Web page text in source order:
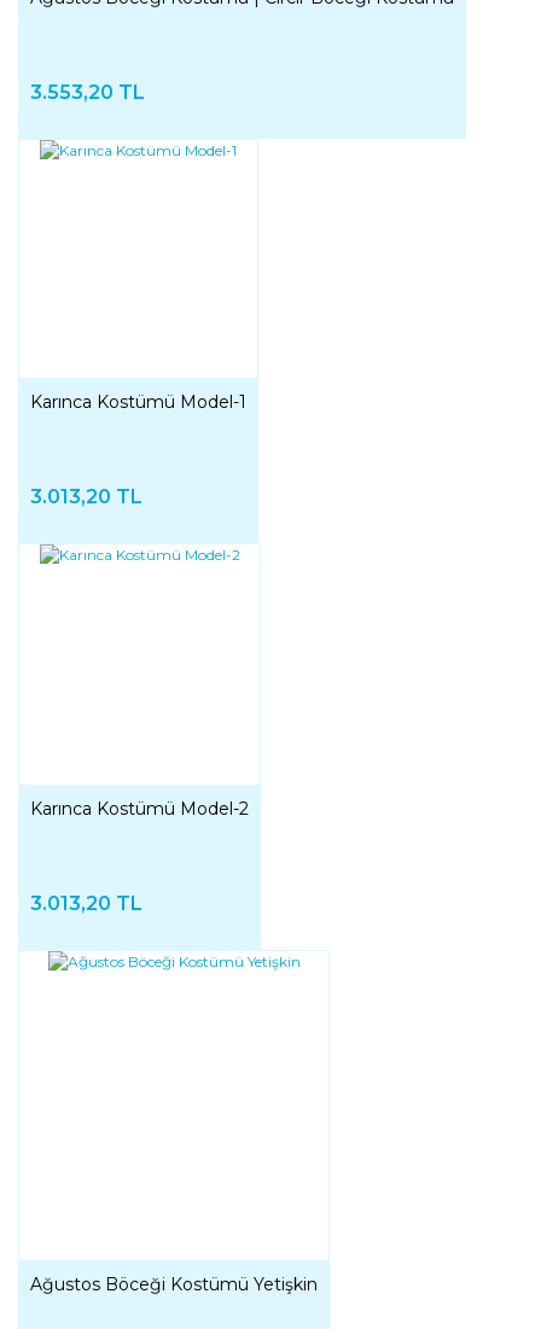
3.553,20 TL
Karınca Kostümü Model-1
3.013,20 TL
Karınca Kostümü Model-2
3.013,20 TL
Ağustos Böceği Kostümü Yetişkin